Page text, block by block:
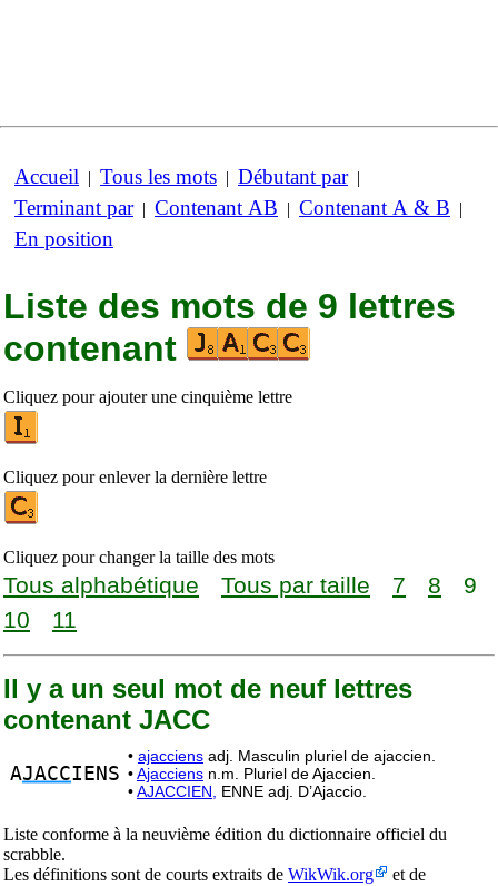
Accueil | Tous les mots | Débutant par|
Terminant par| Contenant AB | Contenant A & B |
En position
Liste des mots de 9 lettres
contenant
Cliquez pour ajouter une cinquième lettre
Cliquez pour enlever la dernière lettre
Cliquez pour changer la taille des mots
Tous alphabétique Tous par taille 7 8
9
10
11
Il y a un seul mot de neuf lettres
contenant JACC
AJACCIENS
• ajacciens adj. Masculin pluriel de ajaccien.
•Ajacciens n.m. Pluriel de Ajaccien.
•AJACCIEN, ENNE adj. D’Ajaccio.
Liste conforme à la neuvième édition du dictionnaire officiel du
scrabble.
Les définitions sont de courts extraits de WikWik.org
et de